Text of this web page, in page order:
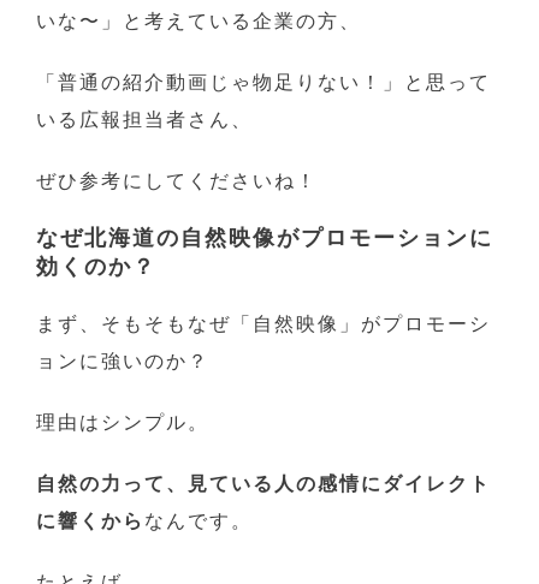
いな〜」と考えている企業の方、
「普通の紹介動画じゃ物足りない！」と思って
いる広報担当者さん、
ぜひ参考にしてくださいね！
なぜ北海道の自然映像がプロモーションに
効くのか？
まず、そもそもなぜ「自然映像」がプロモーシ
ョンに強いのか？
理由はシンプル。
自然の力って、見ている人の感情にダイレクト
に響くから なんです。